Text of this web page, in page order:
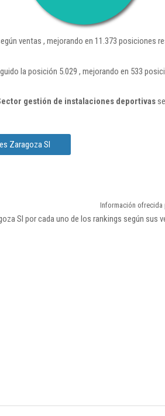
ventas , mejorando en 11.373 posiciones
la posición 5.029 , mejorando en 533
gestión de instalaciones deportivas
Zaragoza Sl
Información ofrecida
Sl por cada uno de los rankings según sus